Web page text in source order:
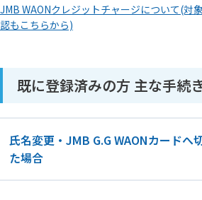
JMB WAONクレジットチャージについて(対
認もこちらから)
既に登録済みの方 主な手続
氏名変更・JMB G.G WAONカードへ
た場合